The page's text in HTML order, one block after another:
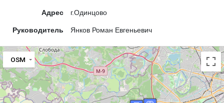
Адрес г.Одинцово
Руководитель Янков Роман Евгеньевич
OSM